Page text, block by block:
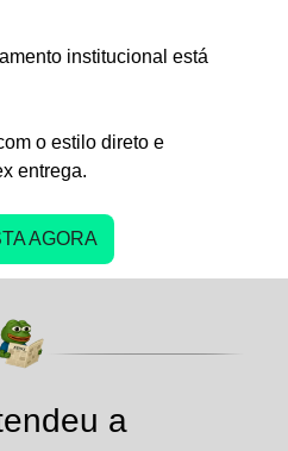
institucional está
o estilo direto e
entrega.
AGORA
a